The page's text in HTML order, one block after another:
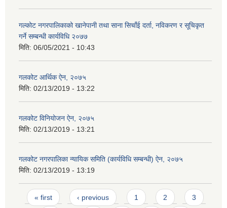
गल्कोट नगरपालिकाको खानेपानी तथा साना सिचाँई दर्ता, नविकरण र सूचिकृत
गर्ने सम्बन्धी कार्यविधि २०७७
मिति: 06/05/2021 - 10:43
गलकोट आर्थिक ऐन, २०७५
मिति: 02/13/2019 - 13:22
गलकोट विनियोजन ऐन, २०७५
मिति: 02/13/2019 - 13:21
गलकोट नगरपालिका न्यायिक समिति (कार्यविधि सम्बन्धी) ऐन, २०७५
मिति: 02/13/2019 - 13:19
Pages
« first ‹ previous 1 2 3